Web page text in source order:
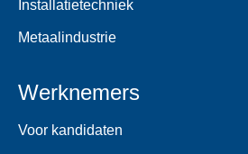
Installatietechniek
Metaalindustrie
Werknemers
Voor kandidaten